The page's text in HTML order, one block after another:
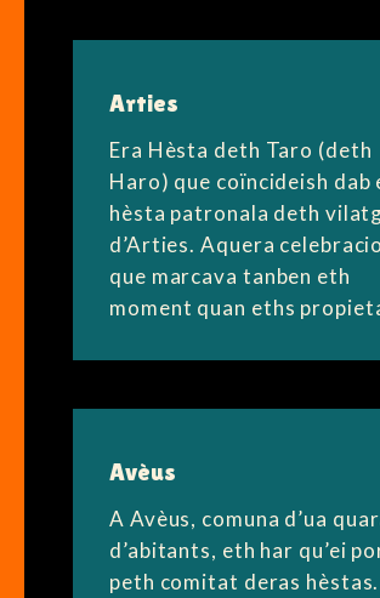
Arties
Era Hèsta deth Taro (deth
Haro) que coïncideish dab
hèsta patronala deth
d’Arties. Aquera
que marcava tanben eth
moment quan eths
Avèus
A Avèus, comuna d’ua
d’abitants, eth har qu’ei
peth comitat deras